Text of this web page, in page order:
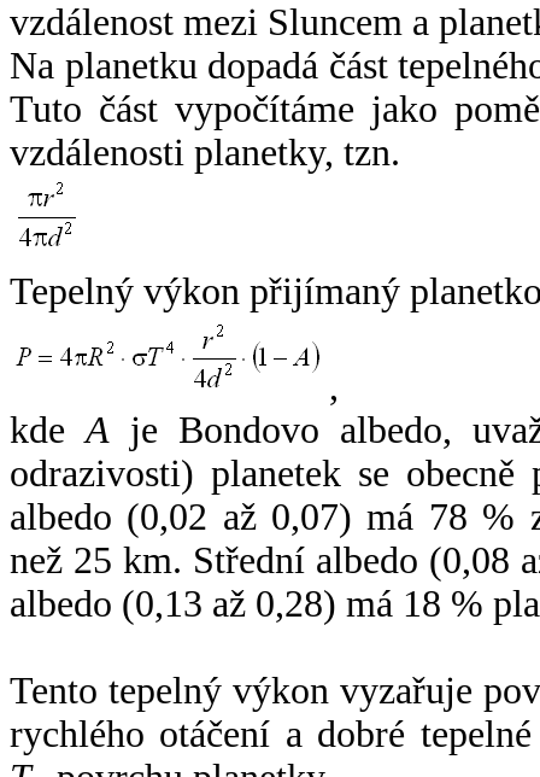
vzdálenost mezi Sluncem a
Na planetku dopadá část
Tuto část vypočítáme jako
vzdálenosti planetky, tzn.
Tepelný výkon přijímaný
,
kdeA je Bondovo albedo,
odrazivosti) planetek se
albedo (0,02 až 0,07) má 78 %
než 25 km. Střední albedo (0,08
albedo (0,13 až 0,28) má 18 %
Tento tepelný výkon vyzařuje
rychlého otáčení a dobré